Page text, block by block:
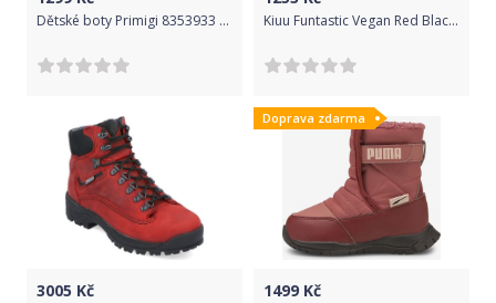
Dětské boty Primigi 8353933 Gore-Tex Velikost: 22 Kiuu Funtastic Vegan Red Black 29 191 68
3005 Kč
Doprava zdarma
1499 Kč